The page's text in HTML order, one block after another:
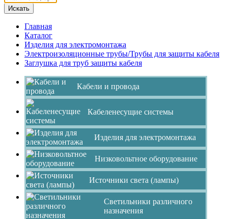
Искать
Главная
Каталог
Изделия для электромонтажа
Электроизоляционные трубы/Трубы для защиты кабеля
Заглушка для труб защиты кабеля
Кабели и провода
Кабеленесущие системы
Изделия для электромонтажа
Низковольтное оборудование
Источники света (лампы)
Светильники различного
назначения